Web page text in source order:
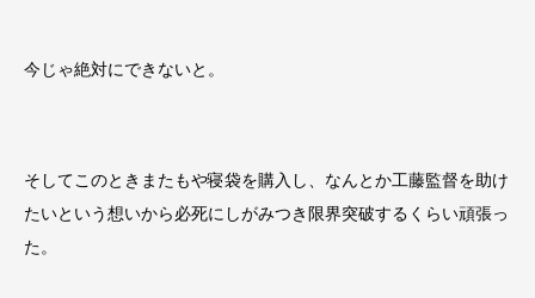
今じゃ絶対にできないと。
そしてこのときまたもや寝袋を購入し、なんとか工藤監督を助け
たいという想いから必死にしがみつき限界突破するくらい頑張っ
た。